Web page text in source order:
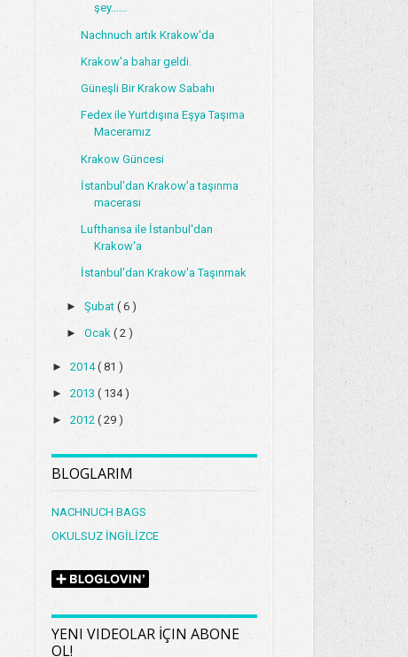
şey......
Nachnuch artık Krakow'da
Krakow'a bahar geldi.
Güneşli Bir Krakow Sabahı
Fedex ile Yurtdışına Eşya Taşıma
Maceramız
Krakow Güncesi
İstanbul'dan Krakow'a taşınma
macerası
Lufthansa ile İstanbul'dan
Krakow'a
İstanbul'dan Krakow'a Taşınmak
► Şubat ( 6 )
► Ocak ( 2 )
►2014( 81 )
►2013( 134 )
►2012( 29 )
BLOGLARIM
NACHNUCH BAGS
OKULSUZ İNGİLİZCE
YENI VIDEOLAR İÇIN ABONE
OL!